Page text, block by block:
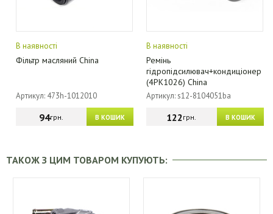
В наявності
Фільтр масляний China
Артикул: 473h-1012010
В КОШИК
94грн.
В наявності
Ремінь
гідропідсилювач+кондиціонер
(4PK1026) China
Артикул: s12-8104051ba
В КОШИК
122грн.
ТАКОЖ З ЦИМ ТОВАРОМ КУПУЮТЬ: